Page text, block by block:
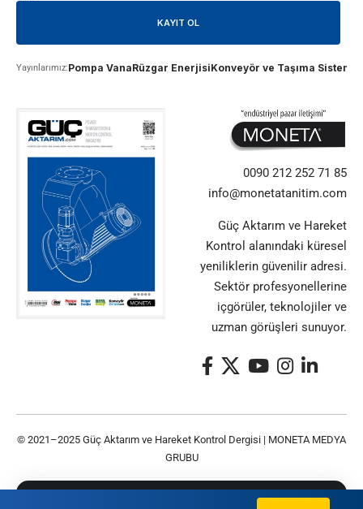
Yayınlarımız:Pompa VanaRüzgar EnerjisiKonveyör ve Taşıma
0090 212 252 71 85
info@monetatanitim.com
Güç Aktarım ve Hareket
Kontrol alanındaki küresel
yeniliklerin güvenilir adresi.
Sektör profesyonellerine
içgörüler, teknolojiler ve
uzman görüşleri sunuyor.
© 2021–2025 Güç Aktarım ve Hareket Kontrol Dergisi | MONETA MEDYA
GRUBU